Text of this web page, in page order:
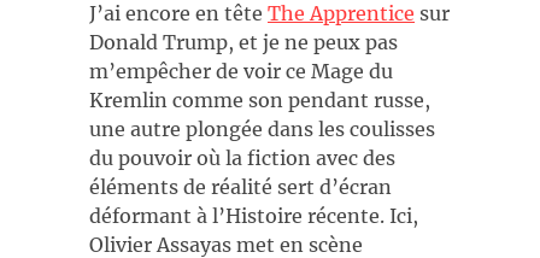
J’ai encore en tête The Apprentice sur
Donald Trump, et je ne peux pas
m’empêcher de voir ce Mage du
Kremlin comme son pendant russe,
une autre plongée dans les coulisses
du pouvoir où la fiction avec des
éléments de réalité sert d’écran
déformant à l’Histoire récente. Ici,
Olivier Assayas met en scène